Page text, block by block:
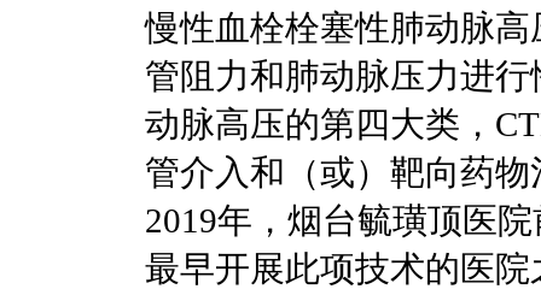
慢性血栓栓塞性肺动脉
管阻力和肺动脉压力进
动脉高压的第四大类，
管介入和（或）靶向药
2019年，烟台毓璜顶医
最早开展此项技术的医